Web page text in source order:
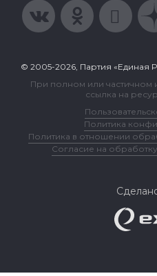
© 2005-2026, Партия «Единая
При полном или частичном
ссылка на
Политика
Политика в отношении
Согласие на